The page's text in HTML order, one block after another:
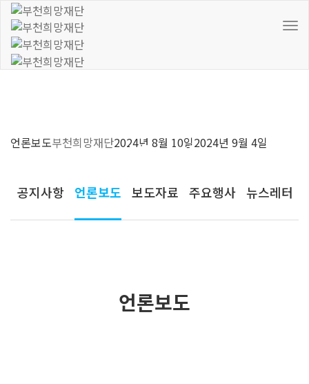
언론보도부천희망재단2024년 8월 10일2024년 9월 4일
커뮤니티
공지사항 언론보도 보도자료 주요행사 뉴스레터
언론보도